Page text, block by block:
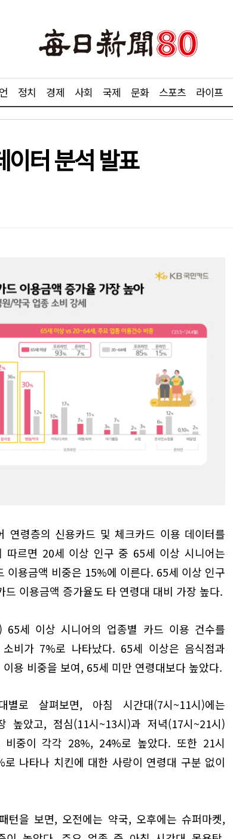
정치 경제 사회 국제 문화 스포츠 라이프
이터 분석 발표
연령층의 신용카드 및 체크카드 이용 데이터를
따르면 20세 이상 인구 중 65세 이상 시니어는
이용금액 비중은 15%에 이른다. 65세 이상 인구
이용금액 증가율도 타 연령대 대비 가장 높다.
65세 이상 시니어의 업종별 카드 이용 건수를
비가 7%로 나타났다. 65세 이상은 음식점과
용 비중을 보여, 65세 미만 연령대보다 높았다.
로 살펴보면, 아침 시간대(7시~11시)에는
았고, 점심(11시~13시)과 저녁(17시~21시)
비중이 각각 28%, 24%로 높았다. 또한 21시
나타나 치킨에 대한 사랑이 연령대 구분 없이
을 보면, 오전에는 약국, 오후에는 슈퍼마켓,